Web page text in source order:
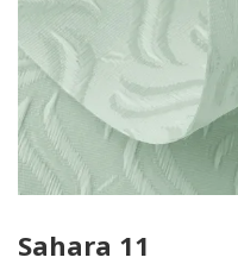
Sahara 11